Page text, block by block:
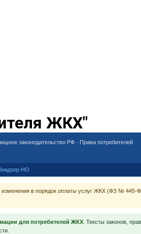
ЖКХ"
законодательство РФ · Права потребителей
НО
изменения в порядок оплаты услуг ЖКХ (ФЗ № 445-
для потребителей ЖКХ . Тексты законов,